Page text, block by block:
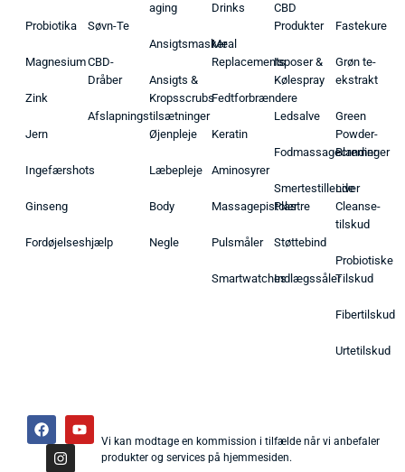
Probiotika
Magnesium
Zink
Jern
Ingefærshots
Ginseng
Fordøjelseshjælp
Søvn-Te
CBD-
Dråber
Afslapningstilsætninger
aging
Ansigtsmasker
Ansigts &
Kropsscrubs
Øjenpleje
Læbepleje
Body
Negle
Drinks
Meal
Replacements
Fedtforbrændere
Keratin
Aminosyrer
Massagepistoler
Pulsmåler
Smartwatches
CBD
Produkter
Isposer &
Kølespray
Ledsalve
Fodmassagecremer
Smertestillende
Plastre
Støttebind
Indlægssåler
Fastekure
Grøn te-
ekstrakt
Green
Powder-
Blandinger
Liver
Cleanse-
tilskud
Probiotiske
Tilskud
Fibertilskud
Urtetilskud
Vi kan modtage en kommission i tilfælde når vi anbefaler
produkter og services på hjemmesiden.